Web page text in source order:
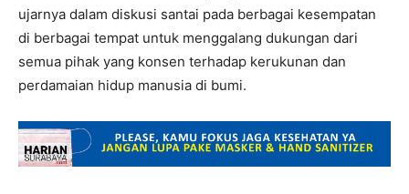
ujarnya dalam diskusi santai pada berbagai kesempatan
di berbagai tempat untuk menggalang dukungan dari
semua pihak yang konsen terhadap kerukunan dan
perdamaian hidup manusia di bumi.